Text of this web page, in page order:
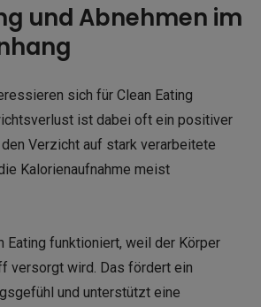
und Abnehmen im
sich für Clean Eating
ist dabei oft ein positiver
Verzicht auf stark verarbeitete
Kalorienaufnahme meist
Eating funktioniert, weil der Körper
versorgt wird. Das fördert ein
und unterstützt eine